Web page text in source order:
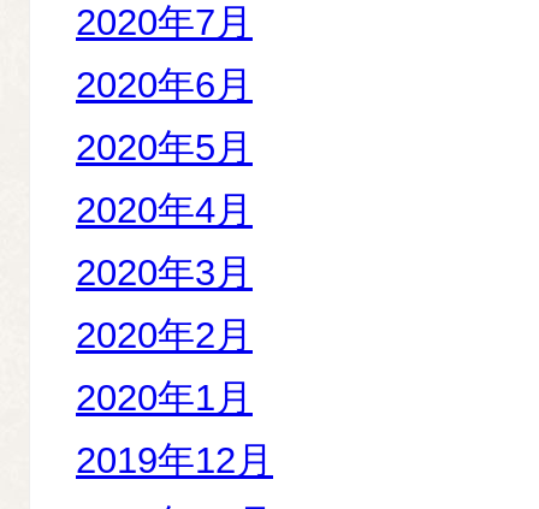
2020年7月
2020年6月
2020年5月
2020年4月
2020年3月
2020年2月
2020年1月
2019年12月